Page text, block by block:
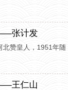
张计发
北赞皇人，1951年随
王仁山